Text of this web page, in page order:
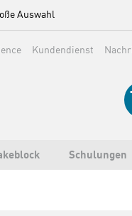
Auswahl
Kundendienst
Schulungen